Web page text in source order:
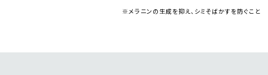
※メラニンの生成を抑え、シミそばかすを防ぐこと